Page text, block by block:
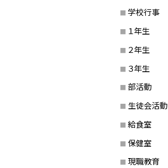
学校行事
１年生
２年生
３年生
部活動
生徒会活動
給食室
保健室
現職教育